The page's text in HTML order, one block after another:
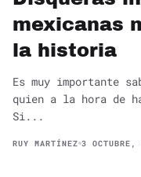
mexicanas
la historia
Es muy importante
quien a la hora de
Si...
RUY MARTÍNEZ 3 OCTUBRE,